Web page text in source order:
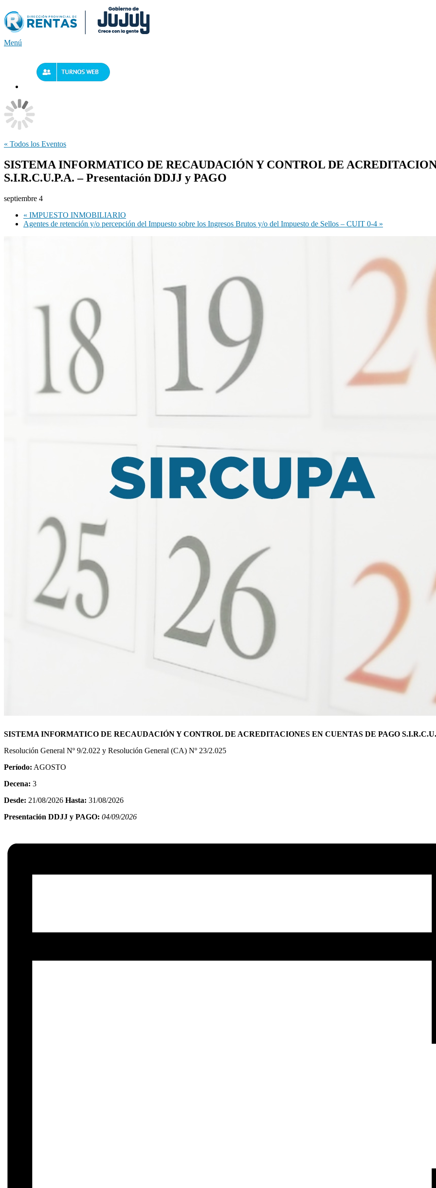
al
contenido
Menú
« Todos los Eventos
SISTEMA INFORMATICO DE RECAUDACIÓN Y CONTROL DE
S.I.R.C.U.P.A. – Presentación DDJJ y PAGO
septiembre 4
« IMPUESTO INMOBILIARIO
Agentes de retención y/o percepción del Impuesto sobre los Ingresos Brutos y/o del Impuesto de Sellos – CUIT 0-4 »
SISTEMA INFORMATICO DE RECAUDACIÓN Y CONTROL DE ACREDITACIONES EN CUENTAS DE PAGO
Resolución General Nº 9/2.022 y Resolución General (CA) Nº 23/2.025
Período: AGOSTO
Decena: 3
Desde: 21/08/2026 Hasta: 31/08/2026
Presentación DDJJ y PAGO: 04/09/2026